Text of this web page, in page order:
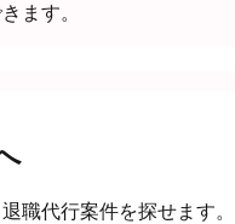
ます。
職代行案件を探せます。